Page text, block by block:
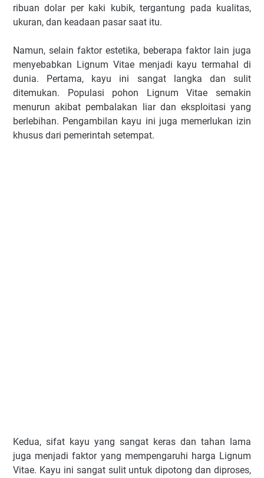
ribuan dolar per kaki kubik, tergantung pada kualitas,
ukuran, dan keadaan pasar saat itu.
Namun, selain faktor estetika, beberapa faktor lain juga
menyebabkan Lignum Vitae menjadi kayu termahal di
dunia. Pertama, kayu ini sangat langka dan sulit
ditemukan. Populasi pohon Lignum Vitae semakin
menurun akibat pembalakan liar dan eksploitasi yang
berlebihan. Pengambilan kayu ini juga memerlukan izin
khusus dari pemerintah setempat.
Kedua, sifat kayu yang sangat keras dan tahan lama
juga menjadi faktor yang mempengaruhi harga Lignum
Vitae. Kayu ini sangat sulit untuk dipotong dan diproses,